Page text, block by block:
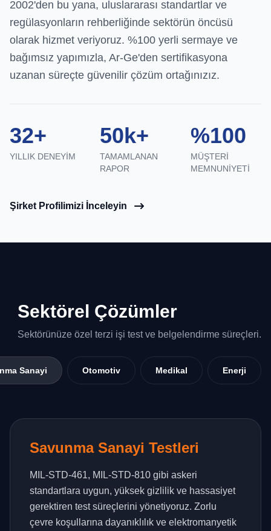
2002'den bu yana, uluslararası standartlar ve
regülasyonların rehberliğinde sektörün öncüsü
olarak hizmet veriyoruz. %100 yerli sermaye ve
bağımsız yapımızla, Ar-Ge'den sertifikasyona
uzanan süreçte güvenilir çözüm ortağınızız.
32+
YILLIK DENEYIM
50k+
TAMAMLANAN
RAPOR
%100
MÜŞTERI
MEMNUNIYETI
Şirket Profilimizi İnceleyin
Sektörel Çözümler
Sektörünüze özel terzi işi test ve belgelendirme süreçleri.
Sanayi Otomotiv Medikal Enerji
Savunma Sanayi Testleri
MIL-STD-461, MIL-STD-810 gibi askeri
standartlara uygun, yüksek gizlilik ve hassasiyet
gerektiren test süreçlerini yönetiyoruz. Zorlu
çevre koşullarına dayanıklılık ve elektromanyetik